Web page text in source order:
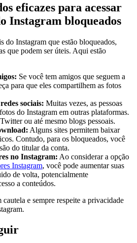
eficazes‍ para⁣ acessar
Instagram bloqueados
do Instagram ​que estão bloqueados,
que podem ser ⁣úteis. Aqui ‍estão
Se você ‌tem amigos que⁣ seguem a
​para que eles‌ compartilhem ‌as fotos
sociais: Muitas ⁤vezes, as pessoas
do Instagram em⁤ outras plataformas.
ou até mesmo blogs pessoais.
‌Alguns sites permitem baixar
Contudo, ⁣para os bloqueados, você
do titular da conta.
no ​Instagram: Ao considerar a ⁢opção
Instagram, você pode‍ aumentar ⁣suas
de volta,‍ potencialmente
a ⁤conteúdos.
e ‌sempre respeite a privacidade